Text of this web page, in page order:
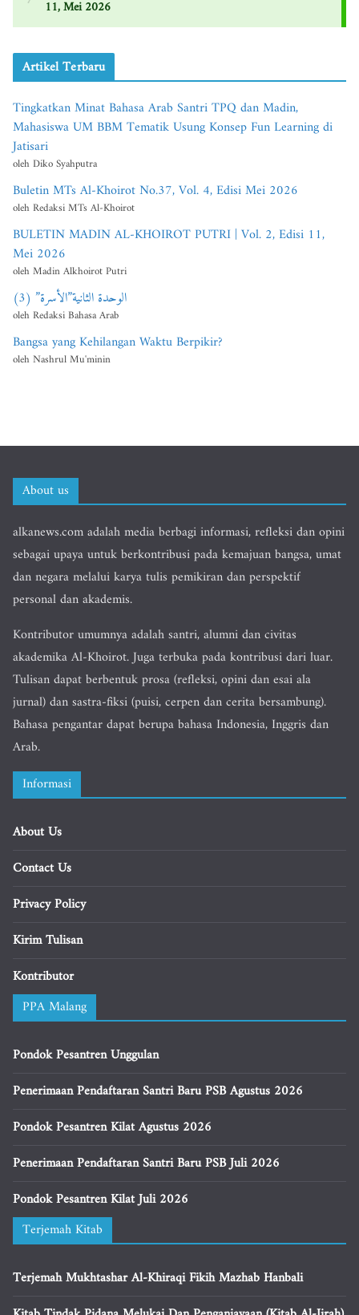
Artikel Terbaru
Tingkatkan Minat Bahasa Arab Santri TPQ dan Madin,
Mahasiswa UM BBM Tematik Usung Konsep Fun Learning di
Jatisari
oleh Diko Syahputra
Buletin MTs Al-Khoirot No.37, Vol. 4, Edisi Mei 2026
oleh Redaksi MTs Al-Khoirot
BULETIN MADIN AL-KHOIROT PUTRI | Vol. 2, Edisi 11,
Mei 2026
oleh Madin Alkhoirot Putri
الوحدة الثانية”الأسرة” (3)
oleh Redaksi Bahasa Arab
Bangsa yang Kehilangan Waktu Berpikir?
oleh Nashrul Mu'minin
About us
alkanews.com adalah media berbagi informasi, refleksi dan opini
sebagai upaya untuk berkontribusi pada kemajuan bangsa, umat
dan negara melalui karya tulis pemikiran dan perspektif
personal dan akademis.
Kontributor umumnya adalah santri, alumni dan civitas
akademika Al-Khoirot. Juga terbuka pada kontribusi dari luar.
Tulisan dapat berbentuk prosa (refleksi, opini dan esai ala
jurnal) dan sastra-fiksi (puisi, cerpen dan cerita bersambung).
Bahasa pengantar dapat berupa bahasa Indonesia, Inggris dan
Arab.
Informasi
About Us
Contact Us
Privacy Policy
Kirim Tulisan
Kontributor
PPA Malang
Pondok Pesantren Unggulan
Penerimaan Pendaftaran Santri Baru PSB Agustus 2026
Pondok Pesantren Kilat Agustus 2026
Penerimaan Pendaftaran Santri Baru PSB Juli 2026
Pondok Pesantren Kilat Juli 2026
Terjemah Kitab
Terjemah Mukhtashar Al-Khiraqi Fikih Mazhab Hanbali